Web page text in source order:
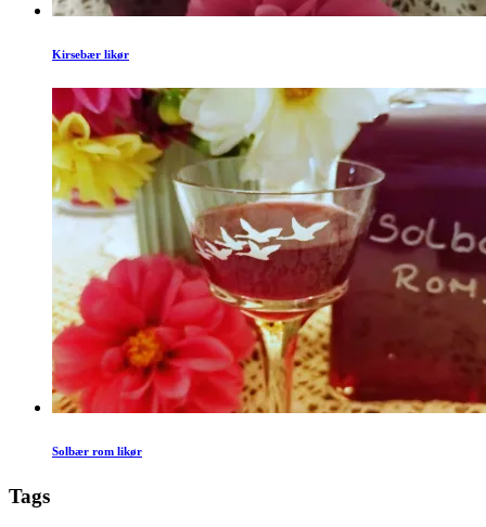
Kirsebær likør
Solbær rom likør
Tags